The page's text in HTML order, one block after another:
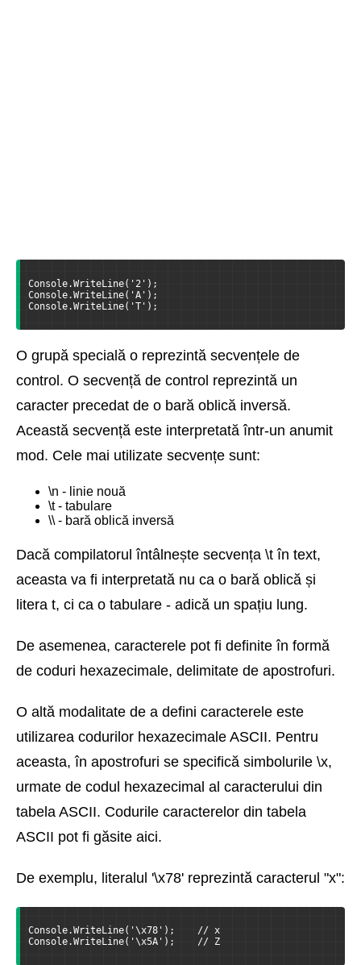
Console.WriteLine('2');
Console.WriteLine('A');
Console.WriteLine('T');
O grupă specială o reprezintă secvențele de
control. O secvență de control reprezintă un
caracter precedat de o bară oblică inversă.
Această secvență este interpretată într-un anumit
mod. Cele mai utilizate secvențe sunt:
\n - linie nouă
\t - tabulare
\\ - bară oblică inversă
Dacă compilatorul întâlnește secvența \t în text,
aceasta va fi interpretată nu ca o bară oblică și
litera t, ci ca o tabulare - adică un spațiu lung.
De asemenea, caracterele pot fi definite în formă
de coduri hexazecimale, delimitate de apostrofuri.
O altă modalitate de a defini caracterele este
utilizarea codurilor hexazecimale ASCII. Pentru
aceasta, în apostrofuri se specifică simbolurile \x,
urmate de codul hexazecimal al caracterului din
tabela ASCII. Codurile caracterelor din tabela
ASCII pot fi găsite aici.
De exemplu, literalul '\x78' reprezintă caracterul "x":
Console.WriteLine('\x78');    // x
Console.WriteLine('\x5A');    // Z